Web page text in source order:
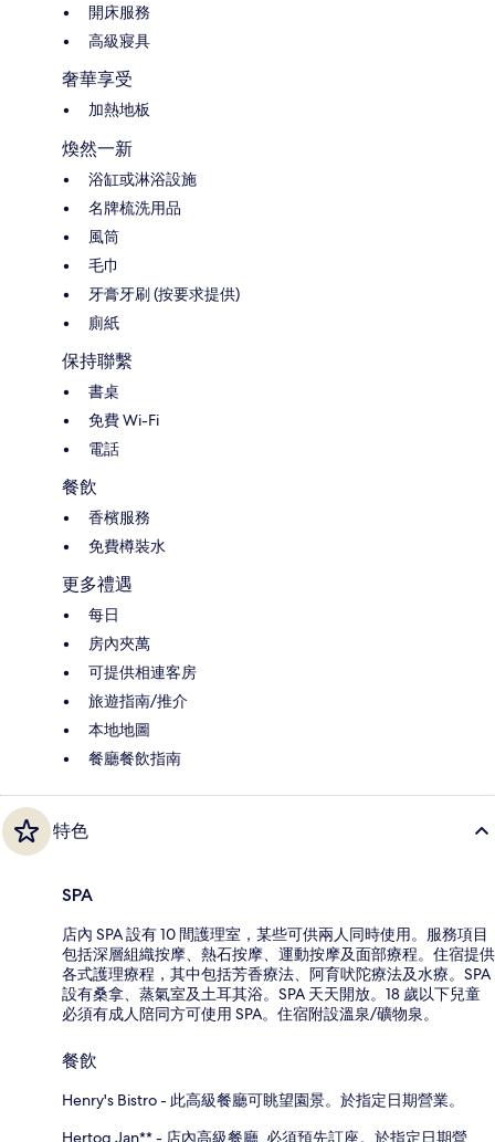
開床服務
高級寢具
奢華享受
加熱地板
煥然一新
浴缸或淋浴設施
名牌梳洗用品
風筒
毛巾
牙膏牙刷 (按要求提供)
廁紙
保持聯繫
書桌
免費 Wi-Fi
電話
餐飲
香檳服務
免費樽裝水
更多禮遇
每日
房內夾萬
可提供相連客房
旅遊指南/推介
本地地圖
餐廳餐飲指南
特色
SPA
店內 SPA 設有 10 間護理室，某些可供兩人同時使用。服務項目
包括深層組織按摩、熱石按摩、運動按摩及面部療程。住宿提供
各式護理療程，其中包括芳香療法、阿育吠陀療法及水療。SPA
設有桑拿、蒸氣室及土耳其浴。SPA 天天開放。18 歲以下兒童
必須有成人陪同方可使用 SPA。住宿附設溫泉/礦物泉。
餐飲
Henry's Bistro - 此高級餐廳可眺望園景。於指定日期營業。
Hertog Jan** - 店內高級餐廳. 必須預先訂座。於指定日期營